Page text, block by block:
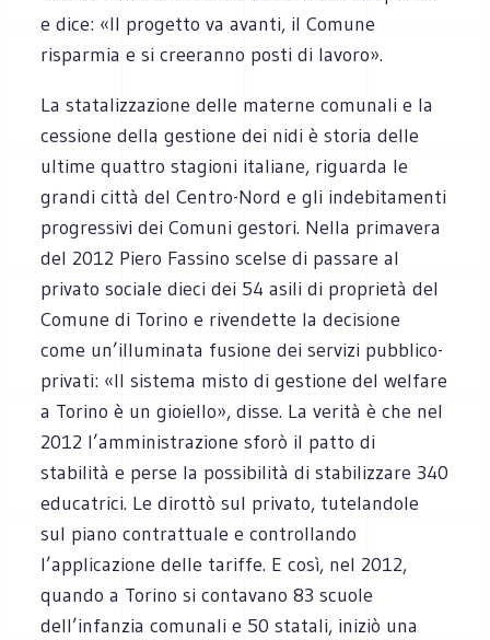
e dice: «Il progetto va avanti, il Comune
risparmia e si creeranno posti di lavoro».
La statalizzazione delle materne comunali e la
cessione della gestione dei nidi è storia delle
ultime quattro stagioni italiane, riguarda le
grandi città del Centro-Nord e gli indebitamenti
progressivi dei Comuni gestori. Nella primavera
del 2012 Piero Fassino scelse di passare al
privato sociale dieci dei 54 asili di proprietà del
Comune di Torino e rivendette la decisione
come un’illuminata fusione dei servizi pubblico-
privati: «Il sistema misto di gestione del welfare
a Torino è un gioiello», disse. La verità è che nel
2012 l’amministrazione sforò il patto di
stabilità e perse la possibilità di stabilizzare 340
educatrici. Le dirottò sul privato, tutelandole
sul piano contrattuale e controllando
l’applicazione delle tariffe. E così, nel 2012,
quando a Torino si contavano 83 scuole
dell’infanzia comunali e 50 statali, iniziò una